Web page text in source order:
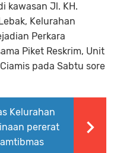
kawasan Jl. KH.
Kelurahan
Perkara
Piket Reskrim, Unit
pada Sabtu sore
Kelurahan
pererat